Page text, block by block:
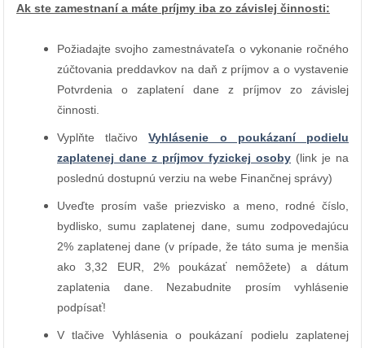
Ak ste zamestnaní a máte príjmy iba zo závislej činnosti:
Požiadajte svojho zamestnávateľa o vykonanie ročného
zúčtovania preddavkov na daň z príjmov a o vystavenie
Potvrdenia o zaplatení dane z príjmov zo závislej
činnosti.
Vyplňte tlačivoVyhlásenie o poukázaní podielu
zaplatenej dane z príjmov fyzickej osoby (link je na
poslednú dostupnú verziu na webe Finančnej správy)
Uveďte prosím vaše priezvisko a meno, rodné číslo,
bydlisko, sumu zaplatenej dane, sumu zodpovedajúcu
2% zaplatenej dane (v prípade, že táto suma je menšia
ako 3,32 EUR, 2% poukázať nemôžete) a dátum
zaplatenia dane. Nezabudnite prosím vyhlásenie
podpísať!
V tlačive Vyhlásenia o poukázaní podielu zaplatenej